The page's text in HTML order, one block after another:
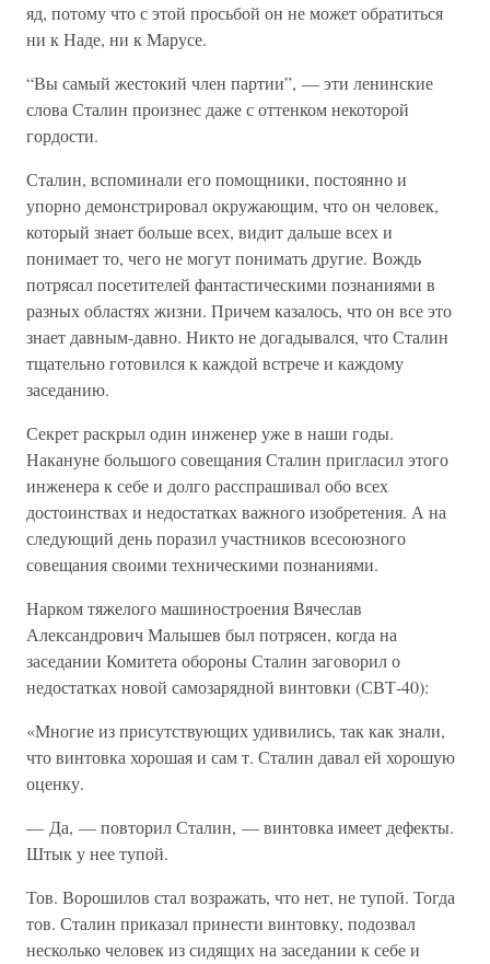
яд, потому что с этой просьбой он не может обратиться
ни к Наде, ни к Марусе.
“Вы самый жестокий член партии”, — эти ленинские
слова Сталин произнес даже с оттенком некоторой
гордости.
Сталин, вспоминали его помощники, постоянно и
упорно демонстрировал окружающим, что он человек,
который знает больше всех, видит дальше всех и
понимает то, чего не могут понимать другие. Вождь
потрясал посетителей фантастическими познаниями в
разных областях жизни. Причем казалось, что он все это
знает давным-давно. Никто не догадывался, что Сталин
тщательно готовился к каждой встрече и каждому
заседанию.
Секрет раскрыл один инженер уже в наши годы.
Накануне большого совещания Сталин пригласил этого
инженера к себе и долго расспрашивал обо всех
достоинствах и недостатках важного изобретения. А на
следующий день поразил участников всесоюзного
совещания своими техническими познаниями.
Нарком тяжелого машиностроения Вячеслав
Александрович Малышев был потрясен, когда на
заседании Комитета обороны Сталин заговорил о
недостатках новой самозарядной винтовки (СВТ-40):
«Многие из присутствующих удивились, так как знали,
что винтовка хорошая и сам т. Сталин давал ей хорошую
оценку.
— Да, — повторил Сталин, — винтовка имеет дефекты.
Штык у нее тупой.
Тов. Ворошилов стал возражать, что нет, не тупой. Тогда
тов. Сталин приказал принести винтовку, подозвал
несколько человек из сидящих на заседании к себе и